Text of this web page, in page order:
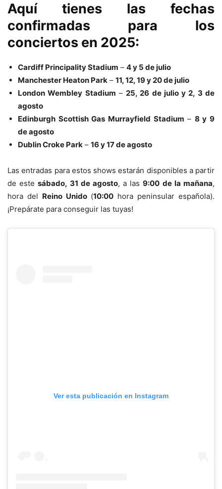
Aquí tienes las fechas
confirmadas para los
conciertos en 2025:
Cardiff Principality Stadium – 4 y 5 de julio
Manchester Heaton Park – 11, 12, 19 y 20 de julio
London Wembley Stadium –25, 26 de julio y 2, 3 de
agosto
Edinburgh Scottish Gas Murrayfield Stadium – 8 y 9
de agosto
Dublin Croke Park – 16 y 17 de agosto
Las entradas para estos shows estarán disponibles a partir
de estesábado, 31 de agosto, a las9:00 de la mañana,
hora del Reino Unido(10:00 hora peninsular española).
¡Prepárate para conseguir las tuyas!
Ver esta publicación en Instagram